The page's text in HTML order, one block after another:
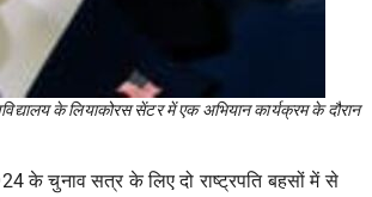
के लियाकोरस सेंटर में एक अभियान कार्यक्रम के दौरान
के चुनाव सत्र के लिए दो राष्ट्रपति बहसों में से